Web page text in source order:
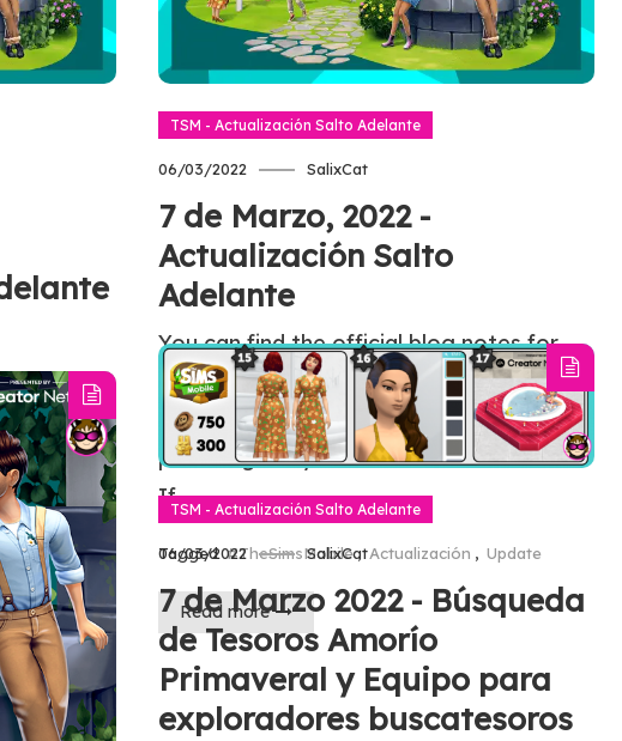
enero
acerca de
el estado
de EA..
,
TSM - Actualización Salto Adelante
06/03/2022 SalixCat
7 de Marzo, 2022 -
Actualización Salto
Adelante
You can find the official blog notes for
this update on EA’s website. Thanks to
EA Creator Network and Firemonkeys for
providing early access to this content.
If…
Tagged#TheSimsMobile, Actualización , Update
Read more
TSM - Actualización Salto Adelante
06/03/2022 SalixCat
7 de Marzo 2022 - Búsqueda
de Tesoros Amorío
Primaveral y Equipo para
exploradores buscatesoros